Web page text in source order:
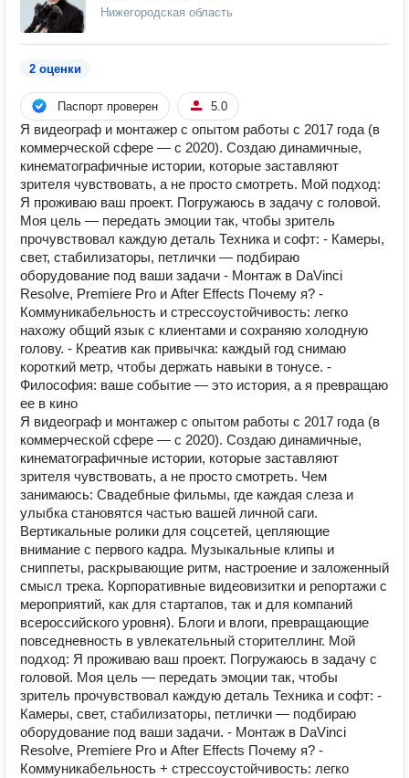
Нижегородская область
2 оценки
Паспорт проверен 5.0
Я видеограф и монтажер с опытом работы с 2017 года (в
коммерческой сфере — с 2020). Создаю динамичные,
кинематографичные истории, которые заставляют
зрителя чувствовать, а не просто смотреть. Мой подход:
Я проживаю ваш проект. Погружаюсь в задачу с головой.
Моя цель — передать эмоции так, чтобы зритель
прочувствовал каждую деталь Техника и софт: - Камеры,
свет, стабилизаторы, петлички — подбираю
оборудование под ваши задачи - Монтаж в DaVinci
Resolve, Premiere Pro и After Effects Почему я? -
Коммуникабельность и стрессоустойчивость: легко
нахожу общий язык с клиентами и сохраняю холодную
голову. - Креатив как привычка: каждый год снимаю
короткий метр, чтобы держать навыки в тонусе. -
Философия: ваше событие — это история, а я превращаю
ее в кино
Я видеограф и монтажер с опытом работы с 2017 года (в
коммерческой сфере — с 2020). Создаю динамичные,
кинематографичные истории, которые заставляют
зрителя чувствовать, а не просто смотреть. Чем
занимаюсь: Свадебные фильмы, где каждая слеза и
улыбка становятся частью вашей личной саги.
Вертикальные ролики для соцсетей, цепляющие
внимание с первого кадра. Музыкальные клипы и
сниппеты, раскрывающие ритм, настроение и заложенный
смысл трека. Корпоративные видеовизитки и репортажи с
мероприятий, как для стартапов, так и для компаний
всероссийского уровня). Блоги и влоги, превращающие
повседневность в увлекательный сторителлинг. Мой
подход: Я проживаю ваш проект. Погружаюсь в задачу с
головой. Моя цель — передать эмоции так, чтобы
зритель прочувствовал каждую деталь Техника и софт: -
Камеры, свет, стабилизаторы, петлички — подбираю
оборудование под ваши задачи. - Монтаж в DaVinci
Resolve, Premiere Pro и After Effects Почему я? -
Коммуникабельность + стрессоустойчивость: легко